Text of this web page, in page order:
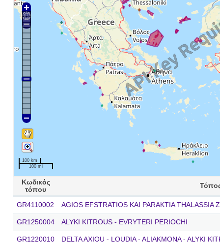
100 km
100 mi
Κωδικός
τόπου
GR4110002 AGIOS EFSTRATIOS KAI PARAKTIA THALASSIA
GR1250004 ALYKI KITROUS - EVRYTERI PERIOCHI
GR1220010 DELTA AXIOU - LOUDIA - ALIAKMONA - ALYKI